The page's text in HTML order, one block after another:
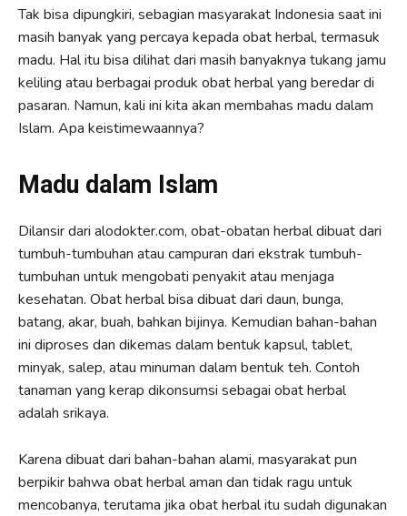
Tak bisa dipungkiri, sebagian masyarakat Indonesia saat ini
masih banyak yang percaya kepada obat herbal, termasuk
madu. Hal itu bisa dilihat dari masih banyaknya tukang jamu
keliling atau berbagai produk obat herbal yang beredar di
pasaran. Namun, kali ini kita akan membahas madu dalam
Islam. Apa keistimewaannya?
Madu dalam Islam
Dilansir dari alodokter.com, obat-obatan herbal dibuat dari
tumbuh-tumbuhan atau campuran dari ekstrak tumbuh-
tumbuhan untuk mengobati penyakit atau menjaga
kesehatan. Obat herbal bisa dibuat dari daun, bunga,
batang, akar, buah, bahkan bijinya. Kemudian bahan-bahan
ini diproses dan dikemas dalam bentuk kapsul, tablet,
minyak, salep, atau minuman dalam bentuk teh. Contoh
tanaman yang kerap dikonsumsi sebagai obat herbal
adalah srikaya.
Karena dibuat dari bahan-bahan alami, masyarakat pun
berpikir bahwa obat herbal aman dan tidak ragu untuk
mencobanya, terutama jika obat herbal itu sudah digunakan